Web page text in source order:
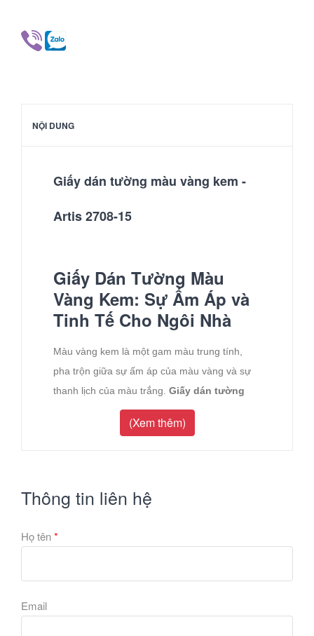
NỘI DUNG
Giấy dán tường màu vàng kem -
Artis 2708-15
Giấy Dán Tường Màu
Vàng Kem: Sự Ấm Áp và
Tinh Tế Cho Ngôi Nhà
Màu vàng kem là một gam màu trung tính,
pha trộn giữa sự ấm áp của màu vàng và sự
thanh lịch của màu trắng. Giấy dán tường
màu vàng kemmang đến một vẻ đẹp dịu
dàng, nhẹ nhàng và sang trọng, tạo cảm giác
1. Tại sao màu vàng kem lại được
Mang lại sự ấm áp và thoải mái:Màu vàng
mang lại cảm giác dễ chịu, ấm áp và thư thái.
(Xem thêm)
Thông tin liên hệ
Họ tên*
Email